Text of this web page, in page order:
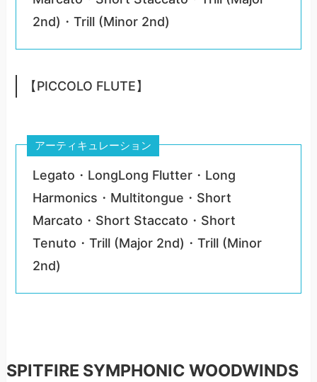
2nd)・Trill (Minor 2nd)
【PICCOLO FLUTE】
アーティキュレーション
Legato・LongLong Flutter・Long
Harmonics・Multitongue・Short
Marcato・Short Staccato・Short
Tenuto・Trill (Major 2nd)・Trill (Minor
2nd)
SPITFIRE SYMPHONIC WOODWINDS